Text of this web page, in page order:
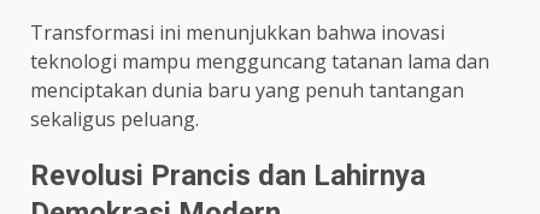
Transformasi ini menunjukkan bahwa inovasi
teknologi mampu mengguncang tatanan lama dan
menciptakan dunia baru yang penuh tantangan
sekaligus peluang.
Revolusi Prancis dan Lahirnya